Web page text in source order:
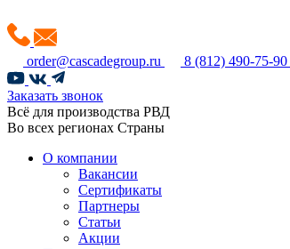
order@cascadegroup.ru 8 (812) 490-75-90
Заказать звонок
Всё для производства РВД
Во всех регионах Страны
О компании
Вакансии
Сертификаты
Партнеры
Статьи
Акции